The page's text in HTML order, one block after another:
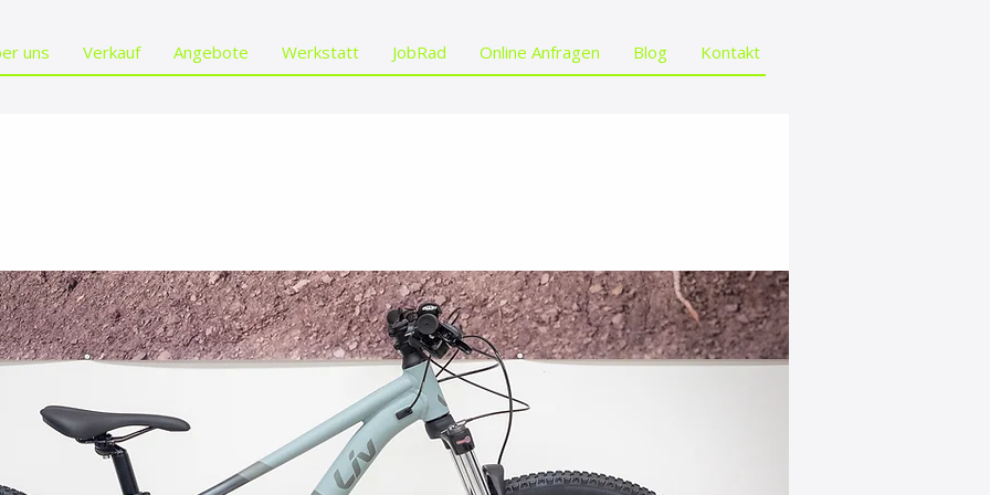
uns Verkauf Angebote Werkstatt JobRad Online Anfragen Blog Kontakt